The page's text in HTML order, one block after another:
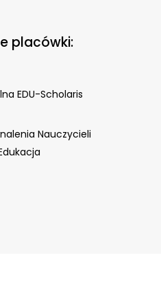
placówki:
EDU-Scholaris
Nauczycieli